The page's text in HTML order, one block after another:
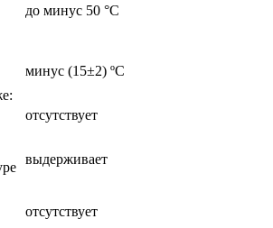
до минус 50 °С
минус (15±2) ºС
отсутствует
выдерживает
отсутствует